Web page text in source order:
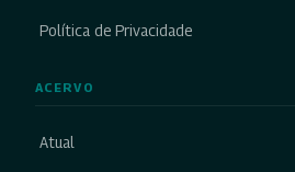
Política de Privacidade
ACERVO
Atual